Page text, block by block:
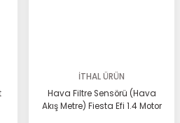
İTHAL ÜRÜN
Hava Filtre Sensörü (Hava
Akış Metre) Fiesta Efi 1.4 Motor